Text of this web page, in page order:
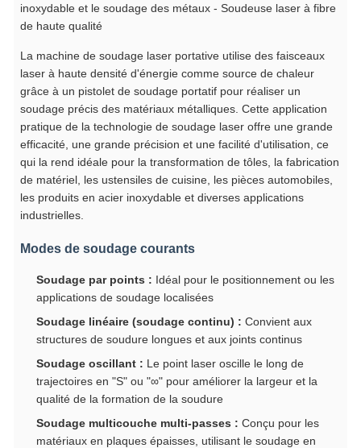
inoxydable et le soudage des métaux - Soudeuse laser à fibre
de haute qualité
La machine de soudage laser portative utilise des faisceaux
laser à haute densité d'énergie comme source de chaleur
grâce à un pistolet de soudage portatif pour réaliser un
soudage précis des matériaux métalliques. Cette application
pratique de la technologie de soudage laser offre une grande
efficacité, une grande précision et une facilité d'utilisation, ce
qui la rend idéale pour la transformation de tôles, la fabrication
de matériel, les ustensiles de cuisine, les pièces automobiles,
les produits en acier inoxydable et diverses applications
industrielles.
Modes de soudage courants
Soudage par points : Idéal pour le positionnement ou les
applications de soudage localisées
Soudage linéaire (soudage continu) : Convient aux
structures de soudure longues et aux joints continus
Soudage oscillant : Le point laser oscille le long de
trajectoires en "S" ou "∞" pour améliorer la largeur et la
qualité de la formation de la soudure
Soudage multicouche multi-passes : Conçu pour les
matériaux en plaques épaisses, utilisant le soudage en